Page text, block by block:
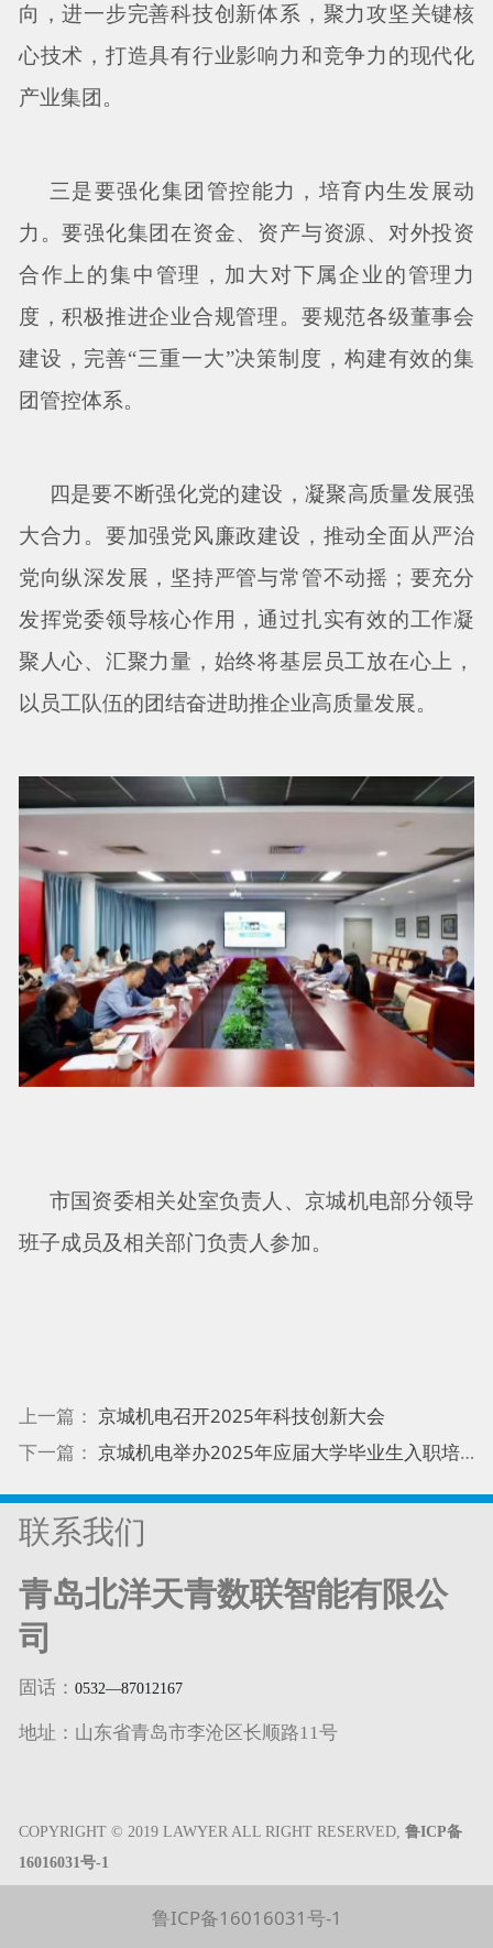
向，进一步完善科技创新体系，聚力攻坚关键核
心技术，打造具有行业影响力和竞争力的现代化
产业集团。
三是要强化集团管控能力，培育内生发展动
力。要强化集团在资金、资产与资源、对外投资
合作上的集中管理，加大对下属企业的管理力
度，积极推进企业合规管理。要规范各级董事会
建设，完善“三重一大”决策制度，构建有效的集
团管控体系。
四是要不断强化党的建设，凝聚高质量发展强
大合力。要加强党风廉政建设，推动全面从严治
党向纵深发展，坚持严管与常管不动摇；要充分
发挥党委领导核心作用，通过扎实有效的工作凝
聚人心、汇聚力量，始终将基层员工放在心上，
以员工队伍的团结奋进助推企业高质量发展。
市国资委相关处室负责人、京城机电部分领导
班子成员及相关部门负责人参加。
上一篇： 京城机电召开2025年科技创新大会
下一篇： 京城机电举办2025年应届大学毕业生入职培训
联系我们
青岛北洋天青数联智能有限公
司
固话： 0532—87012167
地址：山东省青岛市李沧区长顺路11号
COPYRIGHT © 2019 LAWYER ALL RIGHT RESERVED, 鲁ICP备
16016031号-1
鲁ICP备16016031号-1